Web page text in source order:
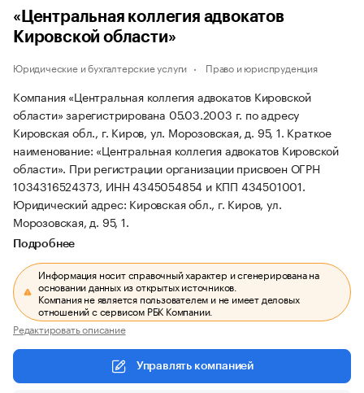
«Центральная коллегия адвокатов
Кировской области»
Юридические и бухгалтерские услуги Право и юриспруденция
Компания «Центральная коллегия адвокатов Кировской
области» зарегистрирована 05.03.2003 г. по адресу
Кировская обл., г. Киров, ул. Морозовская, д. 95, 1. Краткое
наименование: «Центральная коллегия адвокатов Кировской
области». При регистрации организации присвоен ОГРН
1034316524373, ИНН 4345054854 и КПП 434501001.
Юридический адрес: Кировская обл., г. Киров, ул.
Морозовская, д. 95, 1.
Подробнее
Информация носит справочный характер и сгенерирована на
основании данных из открытых источников.
Компания не является пользователем и не имеет деловых
отношений с сервисом РБК Компании.
Редактировать описание
Управлять компанией